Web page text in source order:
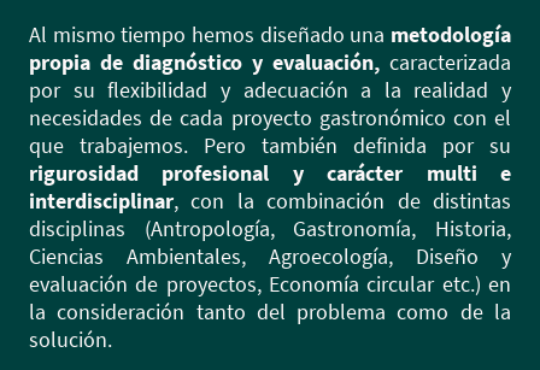
Al mismo tiempo hemos diseñado una metodología
propia de diagnóstico y evaluación, caracterizada
por su flexibilidad y adecuación a la realidad y
necesidades de cada proyecto gastronómico con el
que trabajemos. Pero también definida por su
rigurosidad profesional y carácter multi e
interdisciplinar, con la combinación de distintas
disciplinas (Antropología, Gastronomía, Historia,
Ciencias Ambientales, Agroecología, Diseño y
evaluación de proyectos, Economía circular etc.) en
la consideración tanto del problema como de la
solución.